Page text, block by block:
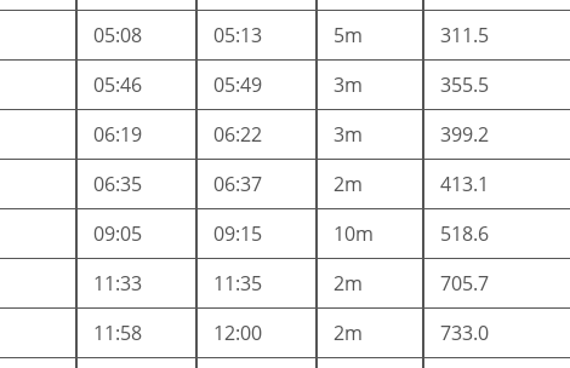
05:08 05:13 5m 311.5
05:46 05:49 3m 355.5
06:19 06:22 3m 399.2
06:35 06:37 2m 413.1
09:05 09:15 10m 518.6
11:33 11:35 2m 705.7
11:58 12:00 2m 733.0